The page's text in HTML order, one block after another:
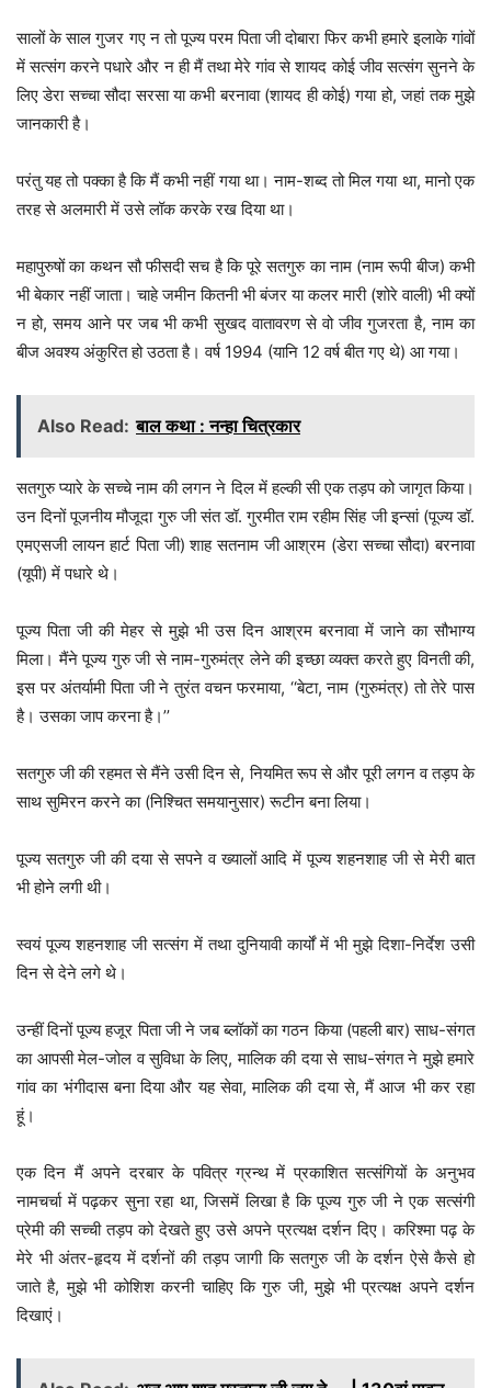
सालों के साल गुजर गए न तो पूज्य परम पिता जी दोबारा फिर कभी हमारे इलाके गांवों
में सत्संग करने पधारे और न ही मैं तथा मेरे गांव से शायद कोई जीव सत्संग सुनने के
लिए डेरा सच्चा सौदा सरसा या कभी बरनावा (शायद ही कोई) गया हो, जहां तक मुझे
जानकारी है।
परंतु यह तो पक्का है कि मैं कभी नहीं गया था। नाम-शब्द तो मिल गया था, मानो एक
तरह से अलमारी में उसे लॉक करके रख दिया था।
महापुरुषों का कथन सौ फीसदी सच है कि पूरे सतगुरु का नाम (नाम रूपी बीज) कभी
भी बेकार नहीं जाता। चाहे जमीन कितनी भी बंजर या कलर मारी (शोरे वाली) भी क्यों
न हो, समय आने पर जब भी कभी सुखद वातावरण से वो जीव गुजरता है, नाम का
बीज अवश्य अंकुरित हो उठता है। वर्ष 1994 (यानि 12 वर्ष बीत गए थे) आ गया।
Also Read: बाल कथा : नन्हा चित्रकार
सतगुरु प्यारे के सच्चे नाम की लगन ने दिल में हल्की सी एक तड़प को जागृत किया।
उन दिनों पूजनीय मौजूदा गुरु जी संत डॉ. गुरमीत राम रहीम सिंह जी इन्सां (पूज्य डॉ.
एमएसजी लायन हार्ट पिता जी) शाह सतनाम जी आश्रम (डेरा सच्चा सौदा) बरनावा
(यूपी) में पधारे थे।
पूज्य पिता जी की मेहर से मुझे भी उस दिन आश्रम बरनावा में जाने का सौभाग्य
मिला। मैंने पूज्य गुरु जी से नाम-गुरुमंत्र लेने की इच्छा व्यक्त करते हुए विनती की,
इस पर अंतर्यामी पिता जी ने तुरंत वचन फरमाया, ‘‘बेटा, नाम (गुरुमंत्र) तो तेरे पास
है। उसका जाप करना है।’’
सतगुरु जी की रहमत से मैंने उसी दिन से, नियमित रूप से और पूरी लगन व तड़प के
साथ सुमिरन करने का (निश्चित समयानुसार) रूटीन बना लिया।
पूज्य सतगुरु जी की दया से सपने व ख्यालों आदि में पूज्य शहनशाह जी से मेरी बात
भी होने लगी थी।
स्वयं पूज्य शहनशाह जी सत्संग में तथा दुनियावी कार्यों में भी मुझे दिशा-निर्देश उसी
दिन से देने लगे थे।
उन्हीं दिनों पूज्य हजूर पिता जी ने जब ब्लॉकों का गठन किया (पहली बार) साध-संगत
का आपसी मेल-जोल व सुविधा के लिए, मालिक की दया से साध-संगत ने मुझे हमारे
गांव का भंगीदास बना दिया और यह सेवा, मालिक की दया से, मैं आज भी कर रहा
हूं।
एक दिन मैं अपने दरबार के पवित्र ग्रन्थ में प्रकाशित सत्संगियों के अनुभव
नामचर्चा में पढ़कर सुना रहा था, जिसमें लिखा है कि पूज्य गुरु जी ने एक सत्संगी
प्रेमी की सच्ची तड़प को देखते हुए उसे अपने प्रत्यक्ष दर्शन दिए। करिश्मा पढ़ के
मेरे भी अंतर-हृदय में दर्शनों की तड़प जागी कि सतगुरु जी के दर्शन ऐसे कैसे हो
जाते है, मुझे भी कोशिश करनी चाहिए कि गुरु जी, मुझे भी प्रत्यक्ष अपने दर्शन
दिखाएं।